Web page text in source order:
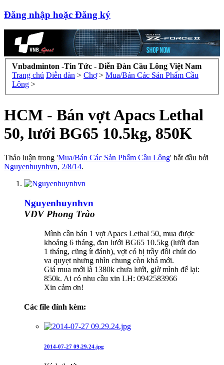
Đăng nhập hoặc Đăng ký
Vnbadminton -Tin Tức - Diễn Đàn Cầu Lông Việt Nam
Trang chủ Diễn đàn > Chợ > Mua/Bán Các Sản Phẩm Cầu
Lông >
HCM - Bán vợt Apacs Lethal
50, lưới BG65 10.5kg, 850K
Thảo luận trong 'Mua/Bán Các Sản Phẩm Cầu Lông' bắt đầu bởi
Nguyenhuynhvn, 2/8/14.
Nguyenhuynhvn
VĐV Phong Trào
Mình cần bán 1 vợt Apacs Lethal 50, mua được
khoảng 6 tháng, đan lưới BG65 10.5kg (lưới đan
1 tháng, cũng ít đánh), vợt có bị trầy đôi chút do
va quyẹt nhưng nhìn chung còn khá mới.
Giá mua mới là 1380k chưa lưới, giờ mình để lại:
850k. Ai có nhu cầu xin LH: 0942583966
Xin cảm ơn!
Các file đính kèm:
2014-07-27 09.29.24.jpg